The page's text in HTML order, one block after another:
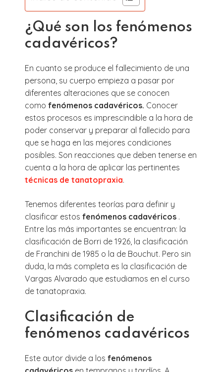
¿Qué son los fenómenos
cadavéricos?
En cuanto se produce el fallecimiento de una
persona, su cuerpo empieza a pasar por
diferentes alteraciones que se conocen
como fenómenos cadavéricos. Conocer
estos procesos es imprescindible a la hora de
poder conservar y preparar al fallecido para
que se haga en las mejores condiciones
posibles. Son reacciones que deben tenerse en
cuenta a la hora de aplicar las pertinentes
técnicas de tanatopraxia.
Tenemos diferentes teorías para definir y
clasificar estos fenómenos cadavéricos .
Entre las más importantes se encuentran: la
clasificación de Borri de 1926, la clasificación
de Franchini de 1985 o la de Bouchut. Pero sin
duda, la más completa es la clasificación de
Vargas Alvarado que estudiamos en el curso
de tanatopraxia.
Clasificación de
fenómenos cadavéricos
Este autor divide a los fenómenos